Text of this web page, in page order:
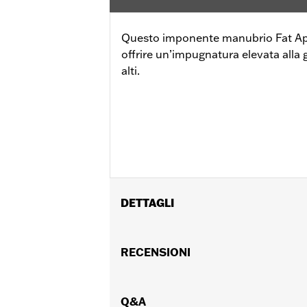
Questo imponente manubrio Fat
offrire un’impugnatura elevata alla
alti.
DETTAGLI
manubrio da 1,0 pollici
Harley-Davidson Handlebar
RECENSIONI
Q&A